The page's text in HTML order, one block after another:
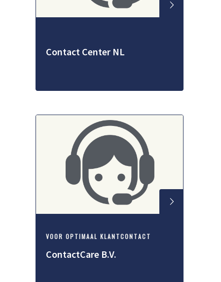
Contact Center NL
VOOR OPTIMAAL KLANTCONTACT
ContactCare B.V.